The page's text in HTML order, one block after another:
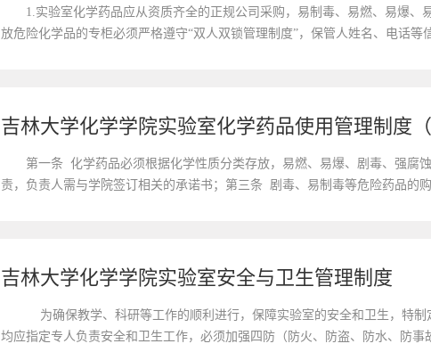
1.实验室化学药品应从资质齐全的正规公司采购，易制毒、易燃、易爆
放危险化学品的专柜必须严格遵守“双人双锁管理制度”，保管人姓名、电话
吉林大学化学学院实验室化学药品使用管理制度（
第一条 化学药品必须根据化学性质分类存放，易燃、易爆、剧毒、强腐
责，负责人需与学院签订相关的承诺书；第三条 剧毒、易制毒等危险药品的
吉林大学化学学院实验室安全与卫生管理制度
为确保教学、科研等工作的顺利进行，保障实验室的安全和卫生，特
均应指定专人负责安全和卫生工作，必须加强四防（防火、防盗、防水、防